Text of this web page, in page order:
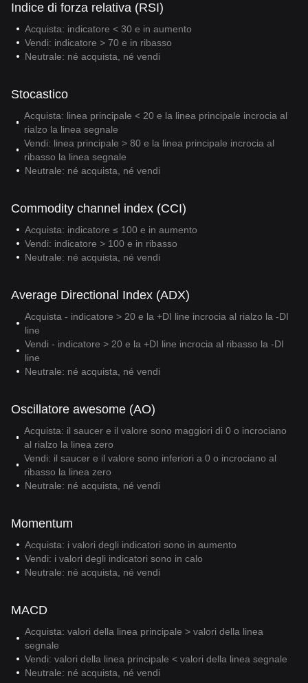
Indice di forza relativa (RSI)
Acquista: indicatore < 30 e in aumento
Vendi: indicatore > 70 e in ribasso
Neutrale: né acquista, né vendi
Stocastico
Acquista: linea principale < 20 e la linea principale incrocia al
rialzo la linea segnale
Vendi: linea principale > 80 e la linea principale incrocia al
ribasso la linea segnale
Neutrale: né acquista, né vendi
Commodity channel index (CCI)
Acquista: indicatore ≤ 100 e in aumento
Vendi: indicatore > 100 e in ribasso
Neutrale: né acquista, né vendi
Average Directional Index (ADX)
Acquista - indicatore > 20 e la +DI line incrocia al rialzo la -DI
line
Vendi - indicatore > 20 e la +DI line incrocia al ribasso la -DI
line
Neutrale: né acquista, né vendi
Oscillatore awesome (AO)
Acquista: il saucer e il valore sono maggiori di 0 o incrociano
al rialzo la linea zero
Vendi: il saucer e il valore sono inferiori a 0 o incrociano al
ribasso la linea zero
Neutrale: né acquista, né vendi
Momentum
Acquista: i valori degli indicatori sono in aumento
Vendi: i valori degli indicatori sono in calo
Neutrale: né acquista, né vendi
MACD
Acquista: valori della linea principale > valori della linea
segnale
Vendi: valori della linea principale < valori della linea segnale
Neutrale: né acquista, né vendi